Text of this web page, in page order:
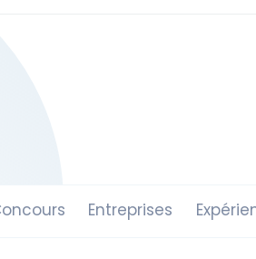
Entreprises